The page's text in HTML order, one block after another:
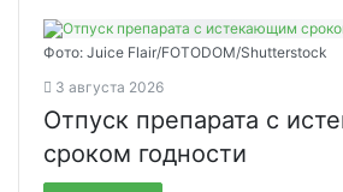
Фото: Juice Flair/FOTODOM/Shutterstoсk
3 августа 2026
Отпуск препарата с
сроком годности